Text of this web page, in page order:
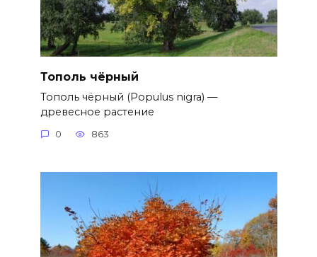
Тополь чёрный
Тополь чёрный (Populus nigra) —
древесное растение
0 863